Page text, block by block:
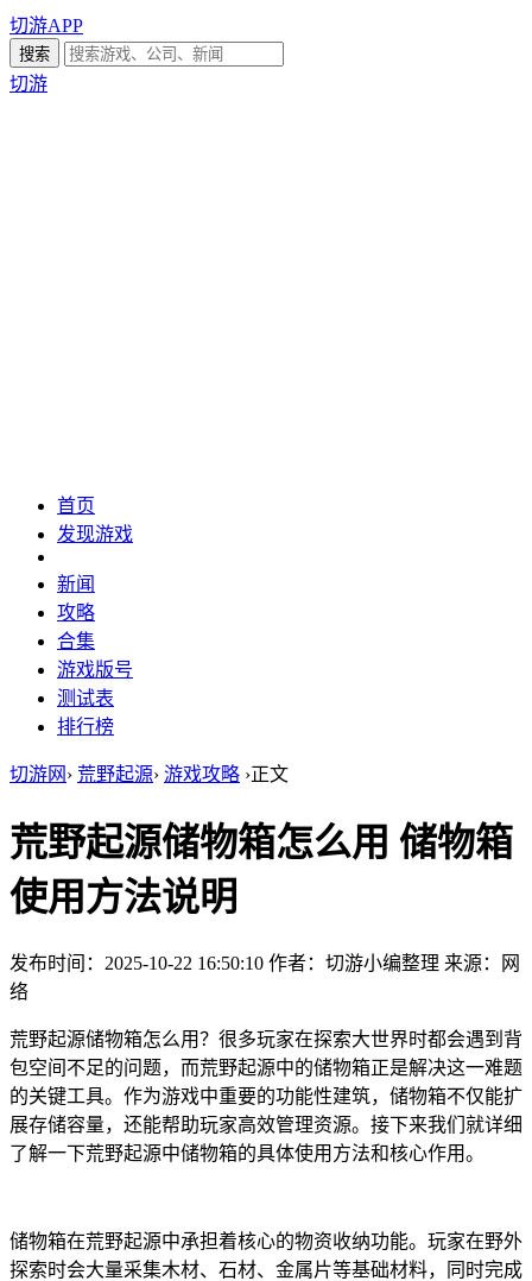
切游APP
切游
首页
发现游戏
新闻
攻略
合集
游戏版号
测试表
排行榜
切游网 › 荒野起源› 游戏攻略 ›正文
荒野起源储物箱怎么用 储物箱
使用方法说明
发布时间：2025-10-22 16:50:10 作者：切游小编整理 来源：网
络
荒野起源储物箱怎么用？很多玩家在探索大世界时都会遇到背
包空间不足的问题，而荒野起源中的储物箱正是解决这一难题
的关键工具。作为游戏中重要的功能性建筑，储物箱不仅能扩
展存储容量，还能帮助玩家高效管理资源。接下来我们就详细
了解一下荒野起源中储物箱的具体使用方法和核心作用。
储物箱在荒野起源中承担着核心的物资收纳功能。玩家在野外
探索时会大量采集木材、石材、金属片等基础材料，同时完成